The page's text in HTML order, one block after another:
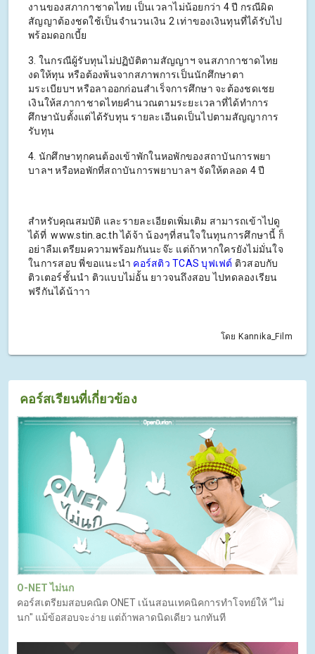
งานของสภากาชาดไทย เป็นเวลาไม่น้อยกว่า 4 ปี กรณีผิด
สัญญาต้องชดใช้เป็นจำนวนเงิน 2 เท่าของเงินทุนที่ได้รับไป
พร้อมดอกเบี้ย
3. ในกรณีผู้รับทุนไม่ปฏิบัติตามสัญญาฯ จนสภากาชาดไทย
งดให้ทุน หรือต้องพ้นจากสภาพการเป็นนักศึกษาตา
มระเบียบฯ หรือลาออกก่อนสำเร็จการศึกษา จะต้องชดเชย
เงินให้สภากาชาดไทยคำนวณตามระยะเวลาที่ได้ทำการ
ศึกษานับตั้งแต่ได้รับทุน รายละเอีนดเป็นไปตามสัญญาการ
รับทุน
4. นักศึกษาทุกคนต้องเข้าพักในหอพักของสถาบันการพยา
บาลฯ หรือหอพักที่สถาบันการพยาบาลฯ จัดให้ตลอด 4 ปี
สำหรับคุณสมบัติ และรายละเอียดเพิ่มเติม สามารถเข้าไปดู
ได้ที่ www.stin.ac.th ได้จ้า น้องๆที่สนใจในทุนการศึกษานี้ ก็
อย่าลืมเตรียมความพร้อมกันนะจ๊ะ แต่ถ้าหากใครยังไม่มั่นใจ
ในการสอบ พี่ขอแนะนำ คอร์สติว TCAS บุฟเฟต์ ติวสอบกับ
ติวเตอร์ชั้นนำ ติวแบบไม่อั้น ยาวจนถึงสอบ ไปทดลองเรียน
ฟรีกันได้น้าาา
โดย Kannika_Film
คอร์สเรียนที่เกี่ยวข้อง
O-NET ไม่นก
คอร์สเตรียมสอบคณิต ONET เน้นสอนเทคนิคการทำโจทย์ให้ "ไม่
นก" แม้ข้อสอบจะง่าย แต่ถ้าพลาดนิดเดียว นกทันที